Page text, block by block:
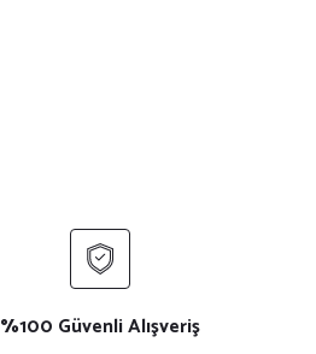
%100 Güvenli Alışveriş